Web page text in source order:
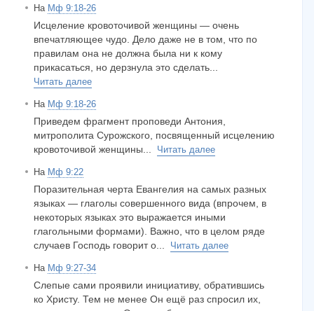
На Мф 9:18-26
Исцеление кровоточивой женщины — очень
впечатляющее чудо. Дело даже не в том, что по
правилам она не должна была ни к кому
прикасаться, но дерзнула это сделать...
Читать далее
На Мф 9:18-26
Приведем фрагмент проповеди Антония,
митрополита Сурожского, посвященный исцелению
кровоточивой женщины... Читать далее
На Мф 9:22
Поразительная черта Евангелия на самых разных
языках — глаголы совершенного вида (впрочем, в
некоторых языках это выражается иными
глагольными формами). Важно, что в целом ряде
случаев Господь говорит о... Читать далее
На Мф 9:27-34
Слепые сами проявили инициативу, обратившись
ко Христу. Тем не менее Он ещё раз спросил их,